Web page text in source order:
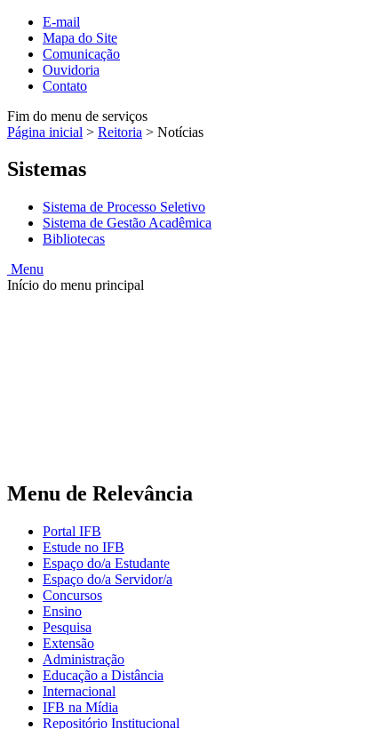
E-mail
Mapa do Site
Comunicação
Ouvidoria
Contato
Fim do menu de serviços
Página inicial > Reitoria > Notícias
Sistemas
Sistema de Processo Seletivo
Sistema de Gestão Acadêmica
Bibliotecas
Menu
Início do menu principal
Menu de Relevância
Portal IFB
Estude no IFB
Espaço do/a Estudante
Espaço do/a Servidor/a
Concursos
Ensino
Pesquisa
Extensão
Administração
Educação a Distância
Internacional
IFB na Mídia
Repositório Institucional